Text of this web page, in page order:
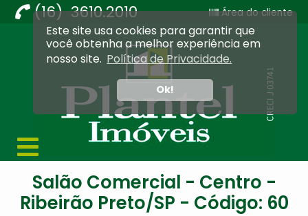
Este site usa cookies para garantir que
você obtenha a melhor experiência em
nosso site. Política de Privacidade.
Ok!
(16) 3610.2010 Área do cliente
Imobiliária Ribeirão Preto - Plantel Imóveis
Salão Comercial - Centro -
Ribeirão Preto/SP - Código: 60